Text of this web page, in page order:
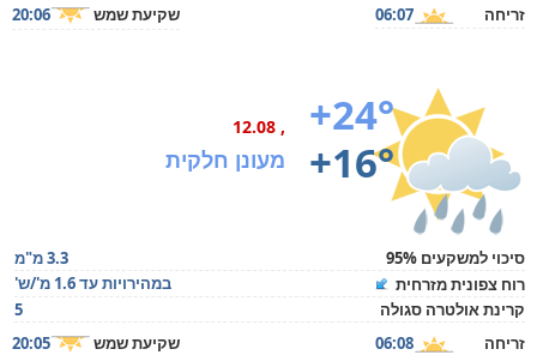
זריחה
06:07 שקיעת שמש 20:06
+24°
+16°
, 12.08
מעונן חלקית
סיכוי למשקעים 95%
3.3 מ"מ
רוח צפונית מזרחית
במהירויות עד 1.6 מ'/ש'
קרינת אולטרה סגולה
5
זריחה
06:08 שקיעת שמש 20:05